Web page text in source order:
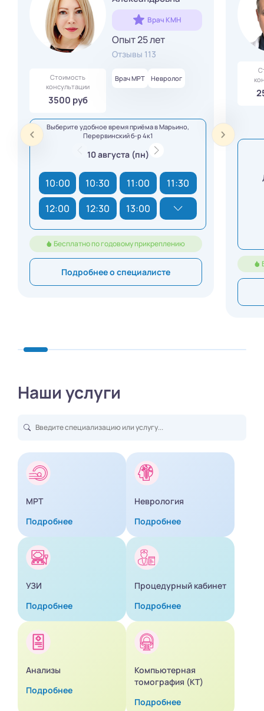
Врач КМН
Опыт 25 лет
Отзывы 113
Стоимость
консультации
3500 руб
Врач МРТ Невролог
Выберите удобное время приёма в Марьино,
Перервинский б-р 4к1
10 августа (пн)
10:00 10:30 11:00
11:30
12:00
12:30 13:00
Бесплатно по годовому прикреплению
Подробнее о специалисте
Наши услуги
МРТ
Подробнее
Неврология
Подробнее
УЗИ
Подробнее
Процедурный кабинет
Подробнее
Анализы
Подробнее
Компьютерная
томография (КТ)
Подробнее